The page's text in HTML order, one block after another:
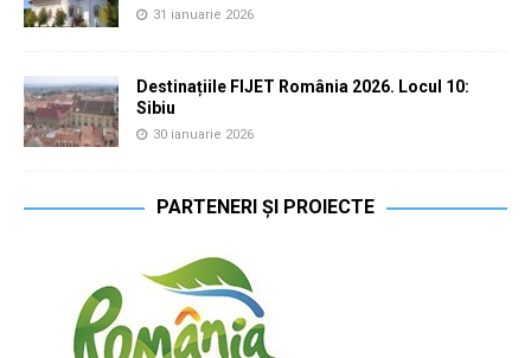
31 ianuarie 2026
Destinațiile FIJET România 2026. Locul 10:
Sibiu
30 ianuarie 2026
PARTENERI ȘI PROIECTE